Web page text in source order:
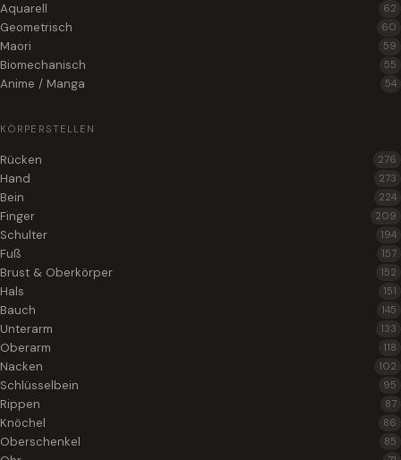
Aquarell 62
Geometrisch 60
Maori 59
Biomechanisch 55
Anime / Manga 54
KÖRPERSTELLEN
Rücken 276
Hand 273
Bein 224
Finger 209
Schulter 194
Fuß 157
Brust & Oberkörper 152
Hals 151
Bauch 145
Unterarm 133
Oberarm 118
Nacken 102
Schlüsselbein 95
Rippen 87
Knöchel 86
Oberschenkel 85